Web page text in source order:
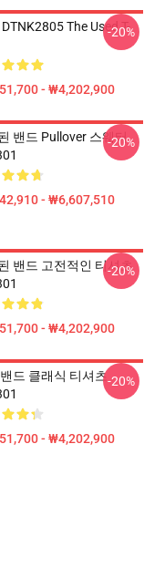
The Used T-
- ₩4,202,900
-20%
밴드 Pullover 스웨터
- ₩6,607,510
-20%
밴드 고전적인 티셔츠
- ₩4,202,900
-20%
드 클래식 티셔츠
- ₩4,202,900
-20%